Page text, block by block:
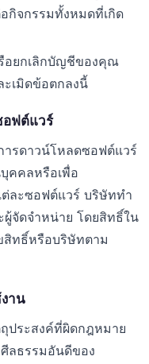
กิจกรรมทั้งหมดที่เกิด
อยกเลิกบัญชีของคุณ
เมิดข้อตกลงนี้
อฟต์แวร์
รดาวน์โหลดซอฟต์แวร์
คคลหรือเพื่อ
ละซอฟต์แวร์ บริษัททำ
จัดจำหน่าย โดยสิทธิ์ใน
สิทธิ์หรือบริษัทตาม
าน
ประสงค์ที่ผิดกฎหมาย
ลธรรมอันดีของ